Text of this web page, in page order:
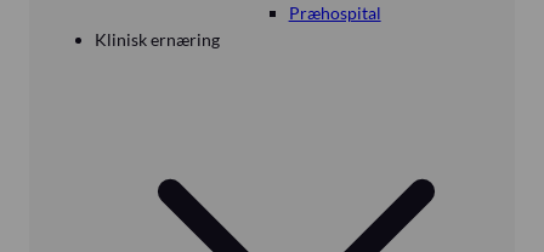
Præhospital
Klinisk ernæring